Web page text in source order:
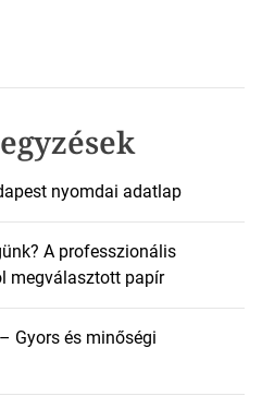
nyomdai adatlap
A professzionális
megválasztott papír
Gyors és minőségi